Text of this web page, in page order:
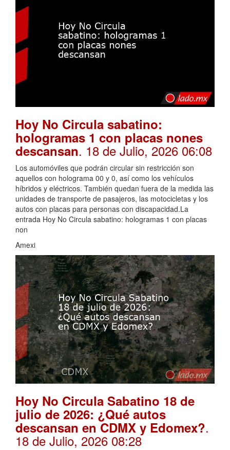
Hoy No Circula sabatino:
hologramas 1 con placas nones
descansan. 18 de Julio, 2026 06:08
Los automóviles que podrán circular sin restricción son
aquellos con holograma 00 y 0, así como los vehículos
híbridos y eléctricos. También quedan fuera de la medida las
unidades de transporte de pasajeros, las motocicletas y los
autos con placas para personas con discapacidad.La
entrada Hoy No Circula sabatino: hologramas 1 con placas
non
Amexi
Hoy No Circula Sabatino 18 de
julio de 2026: ¿Qué autos
descansan en CDMX y Edomex?.
18 de Julio, 2026 08:28